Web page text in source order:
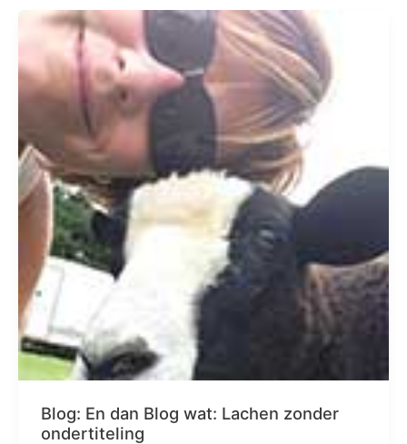
Blog: En dan Blog wat: Lachen zonder
ondertiteling